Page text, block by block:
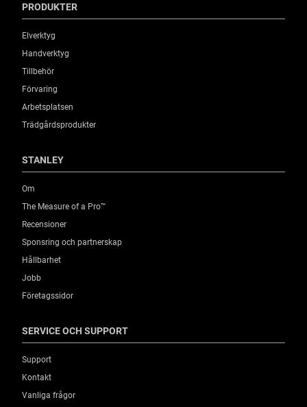
PRODUKTER
Elverktyg
Handverktyg
Tillbehör
Förvaring
Arbetsplatsen
Trädgårdsprodukter
STANLEY
Om
The Measure of a Pro™
Recensioner
Sponsring och partnerskap
Hållbarhet
Jobb
Företagssidor
SERVICE OCH SUPPORT
Support
Kontakt
Vanliga frågor